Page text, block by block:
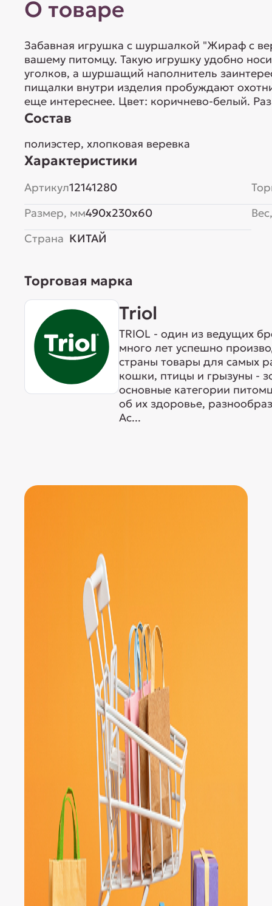
О товаре
Забавная игрушка с шуршалкой "Жираф с
вашему питомцу. Такую игрушку удобно
уголков, а шуршащий наполнитель
пищалки внутри изделия пробуждают
еще интереснее. Цвет: коричнево-белый.
Состав
полиэстер, хлопковая веревка
Характеристики
Артикул12141280
Размер, мм490x230x60
Страна КИТАЙ
Торговая марка
Triol
TRIOL - один из ведущих
много лет успешно
страны товары для самых
кошки, птицы и грызуны -
основные категории
об их здоровье,
Ас...